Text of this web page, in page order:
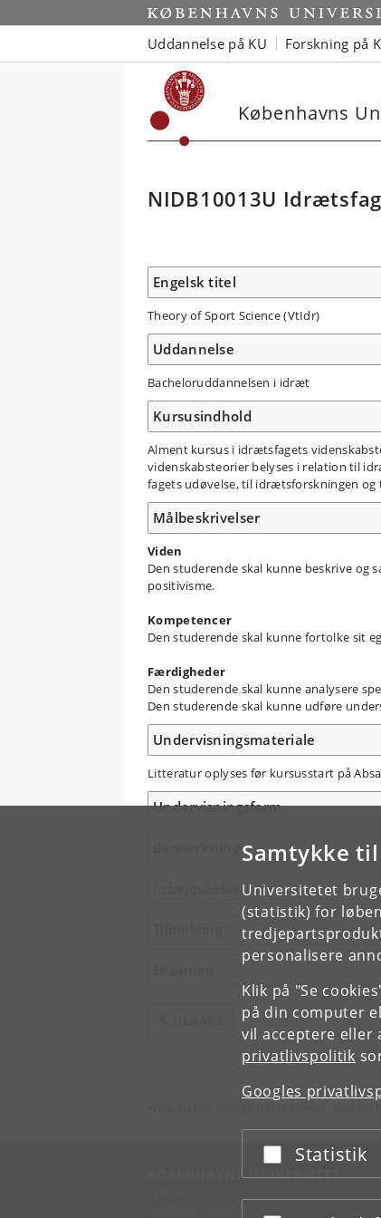
Samtykke
Universitetet
(statistik) for
personalisere
Klik på "Se
på din computer
vil acceptere eller
privatlivspolitik
Googles
Acceptér eller
Statistik
Uddannelse på KU Forskning på
Københavns
NIDB10013U
Engelsk titel
Theory of Sport Science (VtIdr)
Uddannelse
Bacheloruddannelsen i idræt
Kursusindhold
Alment kursus i idrætsfagets
videnskabsteorier belyses i relation til
fagets udøvelse, til idrætsforskningen
Målbeskrivelser
Viden
Den studerende skal kunne beskrive og
positivisme.
Kompetencer
Den studerende skal kunne fortolke sit
Færdigheder
Den studerende skal kunne analysere
Den studerende skal kunne udføre
Undervisningsmateriale
Litteratur oplyses før kursusstart på
Undervisningsform
Bemærkninger
Arbejdsbelastning
KØBENHAVNS UNIVERSITET